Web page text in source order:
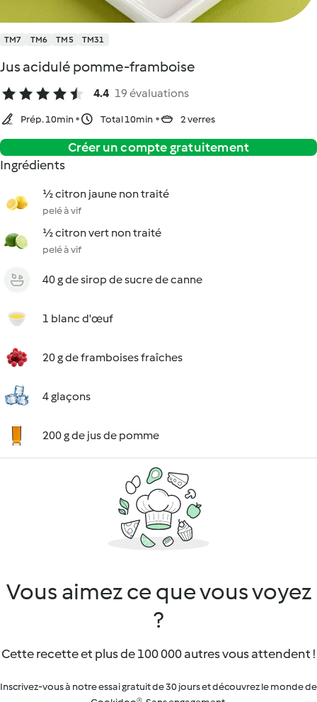
TM7 TM6 TM5 TM31
Jus acidulé pomme-framboise
4.4 19 évaluations
Prép. 10min Total 10min 2 verres
Créer un compte gratuitement
Ingrédients
½ citron jaune non traité
pelé à vif
½ citron vert non traité
pelé à vif
40 g de sirop de sucre de canne
1 blanc d'œuf
20 g de framboises fraîches
4 glaçons
200 g de jus de pomme
Vous aimez ce que vous voyez
?
Cette recette et plus de 100 000 autres vous attendent !
Inscrivez-vous à notre essai gratuit de 30 jours et découvrez le monde de